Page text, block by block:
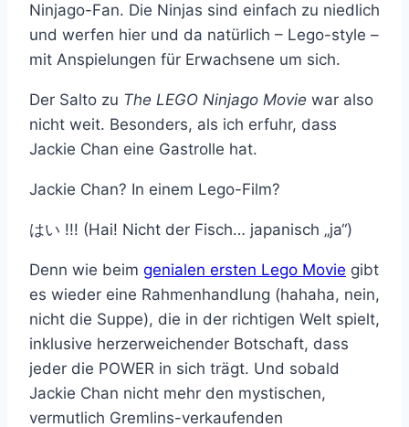
Ninjago-Fan. Die Ninjas sind einfach zu niedlich
und werfen hier und da natürlich – Lego-style –
mit Anspielungen für Erwachsene um sich.
Der Salto zu The LEGO Ninjago Movie war also
nicht weit. Besonders, als ich erfuhr, dass
Jackie Chan eine Gastrolle hat.
Jackie Chan? In einem Lego-Film?
はい !!! (Hai! Nicht der Fisch… japanisch „ja“)
Denn wie beim genialen ersten Lego Movie gibt
es wieder eine Rahmenhandlung (hahaha, nein,
nicht die Suppe), die in der richtigen Welt spielt,
inklusive herzerweichender Botschaft, dass
jeder die POWER in sich trägt. Und sobald
Jackie Chan nicht mehr den mystischen,
vermutlich Gremlins-verkaufenden